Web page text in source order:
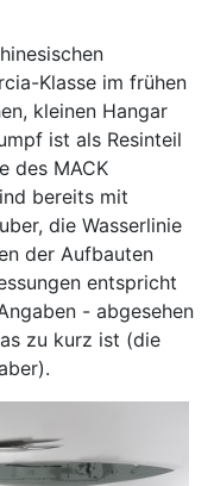
Klasse im frühen
kleinen Hangar
ist als Resinteil
des MACK
bereits mit
die Wasserlinie
der Aufbauten
entspricht
- abgesehen
zu kurz ist (die